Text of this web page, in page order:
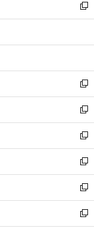
で
開
ド
ウ
開
ィ
ン
ウ
開
く
い
ウ
ン
ウ
で
開
く
新
し
ウ
ン
ド
ウ
で
開
く
新
し
い
ウ
ィ
ン
ド
ウ
で
開
く
新
し
い
ウ
ィ
ン
ド
ウ
で
開
新
し
い
ウ
ィ
ン
ド
ウ
新
し
い
ウ
ィ
ン
新
し
い
ウ
新
し